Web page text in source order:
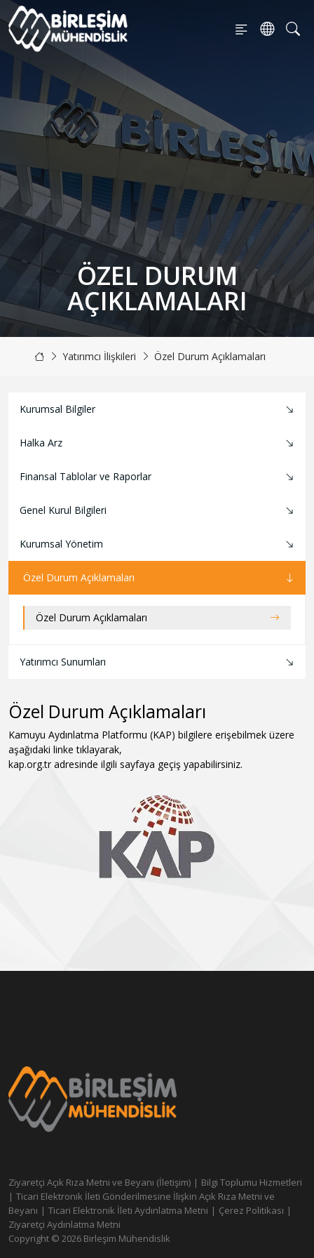
ÖZEL DURUM
AÇIKLAMALARI
Yatırımcı İlişkileri Özel Durum Açıklamaları
Kurumsal Bilgiler
Halka Arz
Finansal Tablolar ve Raporlar
Genel Kurul Bilgileri
Kurumsal Yönetim
Özel Durum Açıklamaları
Özel Durum Açıklamaları
Yatırımcı Sunumları
Özel Durum Açıklamaları
Kamuyu Aydınlatma Platformu (KAP) bilgilere erişebilmek üzere
aşağıdaki linke tıklayarak,
kap.org.tr adresinde ilgili sayfaya geçiş yapabilirsiniz.
Ziyaretçi Açık Rıza Metni ve Beyanı (İletişim) | Bilgi Toplumu Hizmetleri
| Ticari Elektronik İleti Gönderilmesine İlişkin Açık Rıza Metni ve
Beyanı | Ticari Elektronik İleti Aydınlatma Metni | Çerez Politikası |
Ziyaretçi Aydınlatma Metni
Copyright © 2026 Birleşim Mühendislik